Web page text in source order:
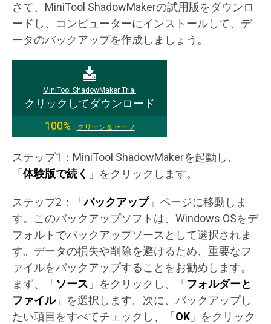
さて、MiniTool ShadowMakerの試用版をダウンロ
ードし、コンピューターにインストールして、デ
ータのバックアップを作成しましょう。
MiniTool ShadowMaker Trial
クリックしてダウンロード
100%
クリーン＆セーフ
ステップ1：MiniTool ShadowMakerを起動し、
「 体験版で続く 」をクリックします。
ステップ2：「バックアップ」ページに移動しま
す。このバックアップソフトは、Windows OSをデ
フォルトでバックアップソースとして選択されま
す。データの損失や削除を避けるため、重要なフ
ァイルをバックアップすることをお勧めします。
まず、「 ソース 」をクリックし、「 フォルダーと
ファイル」を選択します。次に、バックアップし
たい項目をすべてチェックし、「 OK 」をクリック